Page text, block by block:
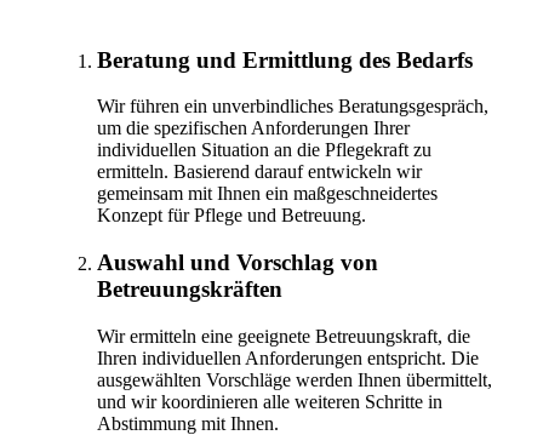
Beratung und Ermittlung des Bedarfs
Wir führen ein unverbindliches Beratungsgespräch,
um die spezifischen Anforderungen Ihrer
individuellen Situation an die Pflegekraft zu
ermitteln. Basierend darauf entwickeln wir
gemeinsam mit Ihnen ein maßgeschneidertes
Konzept für Pflege und Betreuung.
Auswahl und Vorschlag von
Betreuungskräften
Wir ermitteln eine geeignete Betreuungskraft, die
Ihren individuellen Anforderungen entspricht. Die
ausgewählten Vorschläge werden Ihnen übermittelt,
und wir koordinieren alle weiteren Schritte in
Abstimmung mit Ihnen.